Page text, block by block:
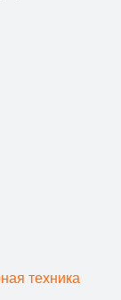
техника